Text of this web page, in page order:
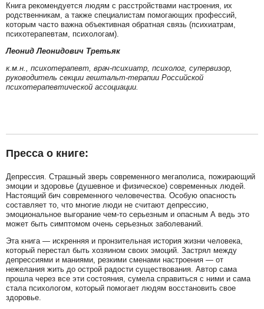
Книга рекомендуется людям с расстройствами настроения, их
родственникам, а также специалистам помогающих профессий,
которым часто важна объективная обратная связь (психиатрам,
психотерапевтам, психологам).
Леонид Леонидович Третьяк
к.м.н., психотерапевт, врач-психиатр, психолог, супервизор,
руководитель секции гештальт-терапии Российской
психотерапевтической ассоциации.
Пресса о книге:
Депрессия. Страшный зверь современного мегаполиса, пожирающий
эмоции и здоровье (душевное и физическое) современных людей.
Настоящий бич современного человечества. Особую опасность
составляет то, что многие люди не считают депрессию,
эмоциональное выгорание чем-то серьезным и опасным А ведь это
может быть симптомом очень серьезных заболеваний.
Эта книга — искренняя и пронзительная история жизни человека,
который перестал быть хозяином своих эмоций. Застрял между
депрессиями и маниями, резкими сменами настроения — от
нежелания жить до острой радости существования. Автор сама
прошла через все эти состояния, сумела справиться с ними и сама
стала психологом, который помогает людям восстановить свое
здоровье.